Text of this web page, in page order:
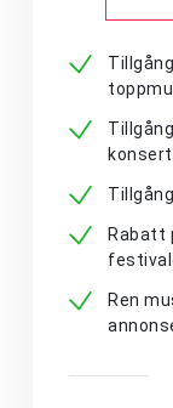
Rabatt
Ren